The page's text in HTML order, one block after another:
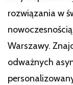
rozwiązania w
Warszawy.
odważnych